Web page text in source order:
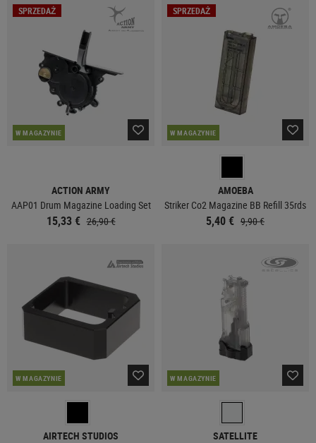
SPRZEDAŻ
W MAGAZYNIE
ACTION ARMY
AAP01 Drum Magazine Loading Set
15,33 € 26,90 €
SPRZEDAŻ
W MAGAZYNIE
AMOEBA
Striker Co2 Magazine BB Refill 35rds
5,40 € 9,90 €
W MAGAZYNIE
AIRTECH STUDIOS
W MAGAZYNIE
SATELLITE